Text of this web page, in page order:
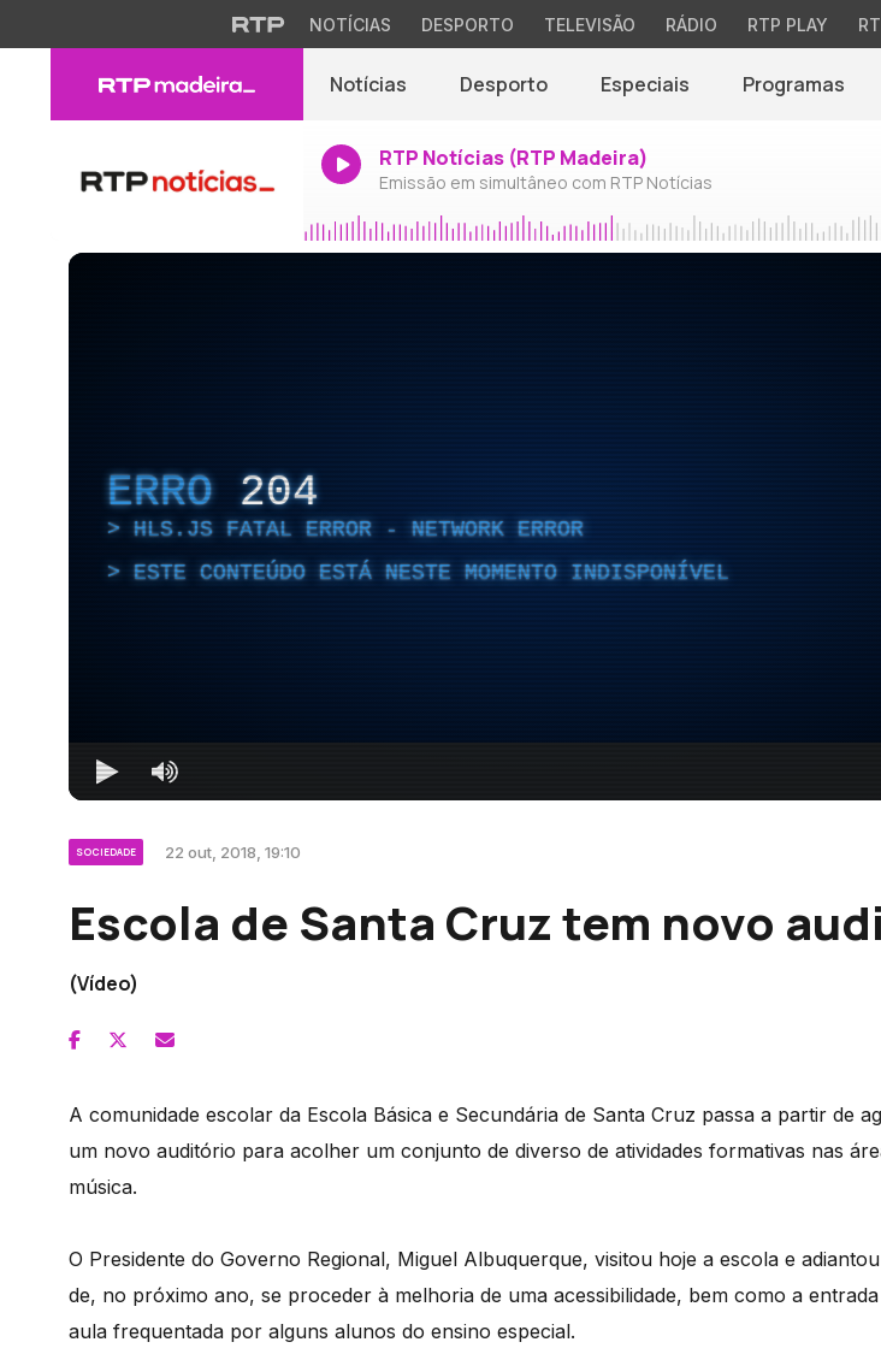
NOTÍCIAS DESPORTO TELEVISÃO RÁDIO RTP PLAY
Notícias Desporto Especiais Programas
RTP Notícias (RTP Madeira)
Emissão em simultâneo com RTP Notícias
ERRO 204
HLS.JS FATAL ERROR - NETWORK ERROR
ESTE CONTEÚDO ESTÁ NESTE MOMENTO INDISPONÍVEL
SOCIEDADE 22 out, 2018, 19:10
Escola de Santa Cruz tem novo
(Vídeo)
A comunidade escolar da Escola Básica e Secundária de Santa Cruz passa a partir de
um novo auditório para acolher um conjunto de diverso de atividades formativas nas
música.
O Presidente do Governo Regional, Miguel Albuquerque, visitou hoje a escola e
de, no próximo ano, se proceder à melhoria de uma acessibilidade, bem como a
aula frequentada por alguns alunos do ensino especial.